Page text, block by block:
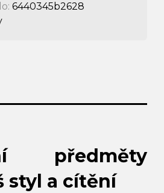
6440345b2628
předměty
styl a cítění